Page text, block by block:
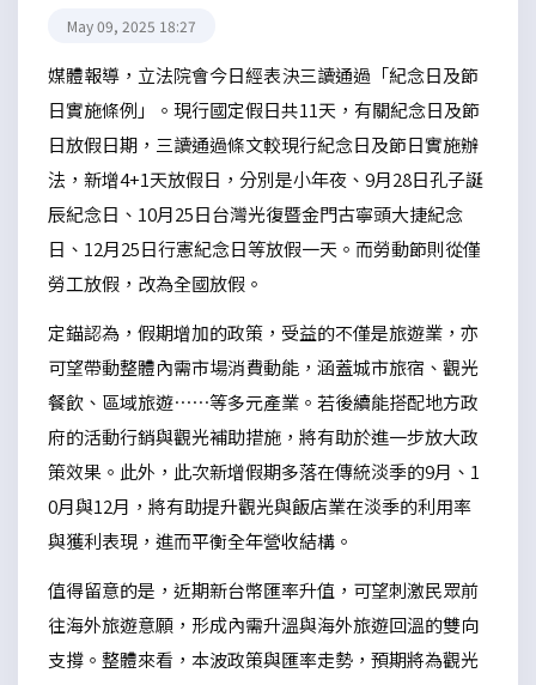
May 09, 2025 18:27
媒體報導，立法院會今日經表決三讀通過「紀念日及節
日實施條例」。現行國定假日共11天，有關紀念日及節
日放假日期，三讀通過條文較現行紀念日及節日實施辦
法，新增4+1天放假日，分別是小年夜、9月28日孔子誕
辰紀念日、10月25日台灣光復暨金門古寧頭大捷紀念
日、12月25日行憲紀念日等放假一天。而勞動節則從僅
勞工放假，改為全國放假。
定錨認為，假期增加的政策，受益的不僅是旅遊業，亦
可望帶動整體內需市場消費動能，涵蓋城市旅宿、觀光
餐飲、區域旅遊……等多元產業。若後續能搭配地方政
府的活動行銷與觀光補助措施，將有助於進一步放大政
策效果。此外，此次新增假期多落在傳統淡季的9月、1
0月與12月，將有助提升觀光與飯店業在淡季的利用率
與獲利表現，進而平衡全年營收結構。
值得留意的是，近期新台幣匯率升值，可望刺激民眾前
往海外旅遊意願，形成內需升溫與海外旅遊回溫的雙向
支撐。整體來看，本波政策與匯率走勢，預期將為觀光